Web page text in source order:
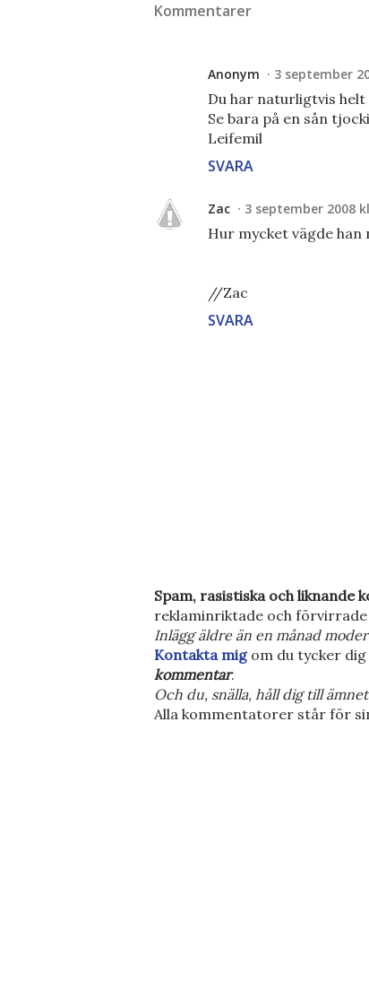
Kommentarer
Anonym 3 september
Du har naturligtvis
Se bara på en sån
Leifemil
SVARA
Zac 3 september 2008
Hur mycket vägde han
//Zac
SVARA
S
k
i
c
k
a
e
Spam, rasistiska och
reklaminriktade och
Inlägg äldre än en månad
Kontakta migom du tycker dig
kommentar.
Och du, snälla, håll dig till
Alla kommentatorer står för